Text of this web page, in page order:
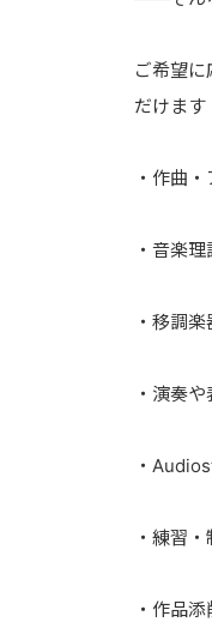
ご希望
だけます
・作曲
・音楽
・移調
・演奏
・
・練習
・作品